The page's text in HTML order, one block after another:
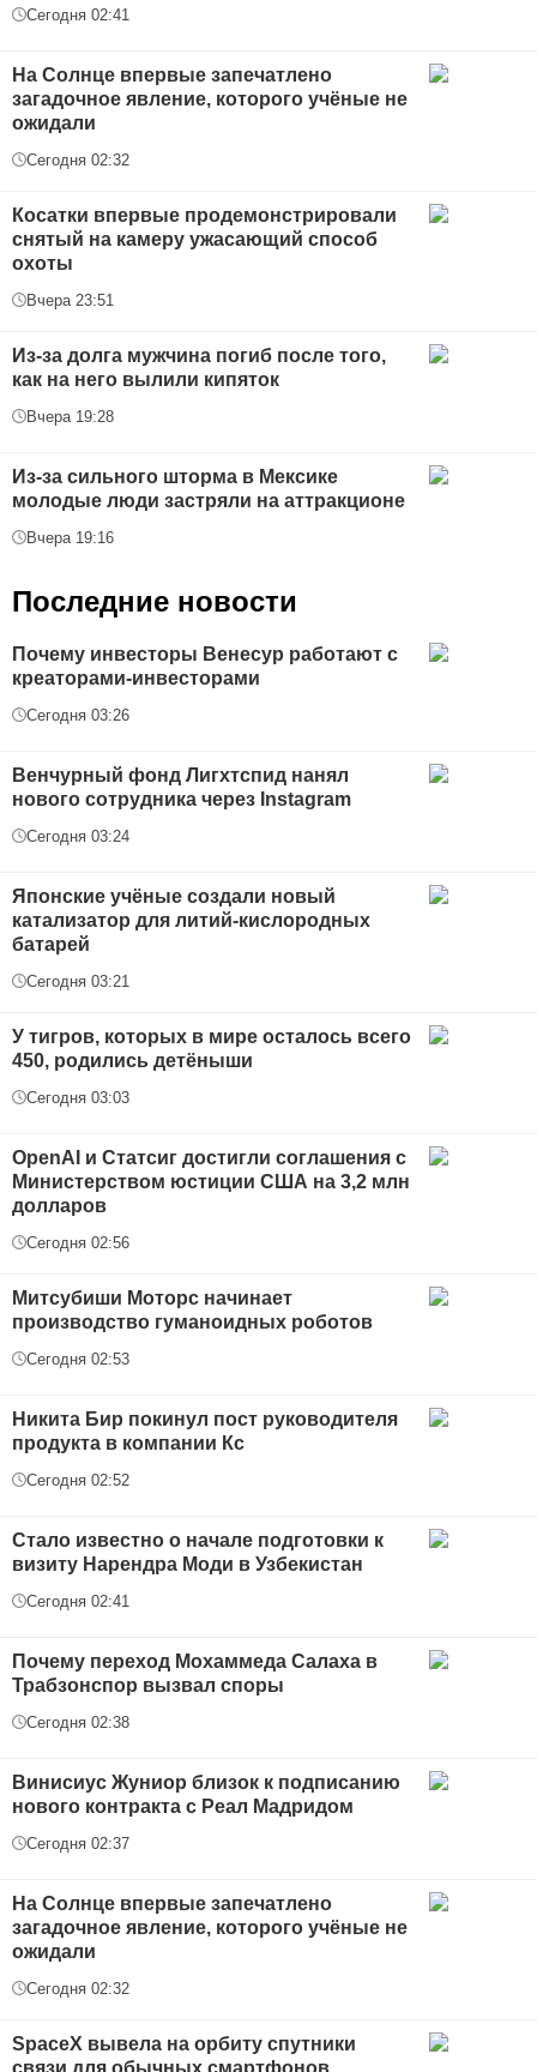
Сегодня 02:41
На Солнце впервые запечатлено
загадочное явление, которого учёные не
ожидали
Сегодня 02:32
Косатки впервые продемонстрировали
снятый на камеру ужасающий способ
охоты
Вчера 23:51
Из-за долга мужчина погиб после того,
как на него вылили кипяток
Вчера 19:28
Из-за сильного шторма в Мексике
молодые люди застряли на аттракционе
Вчера 19:16
Последние новости
Почему инвесторы Венесур работают с
креаторами-инвесторами
Сегодня 03:26
Венчурный фонд Лигхтспид нанял
нового сотрудника через Instagram
Сегодня 03:24
Японские учёные создали новый
катализатор для литий-кислородных
батарей
Сегодня 03:21
У тигров, которых в мире осталось всего
450, родились детёныши
Сегодня 03:03
OpenAI и Статсиг достигли соглашения с
Министерством юстиции США на 3,2 млн
долларов
Сегодня 02:56
Митсубиши Моторс начинает
производство гуманоидных роботов
Сегодня 02:53
Никита Бир покинул пост руководителя
продукта в компании Кс
Сегодня 02:52
Стало известно о начале подготовки к
визиту Нарендра Моди в Узбекистан
Сегодня 02:41
Почему переход Мохаммеда Салаха в
Трабзонспор вызвал споры
Сегодня 02:38
Винисиус Жуниор близок к подписанию
нового контракта с Реал Мадридом
Сегодня 02:37
На Солнце впервые запечатлено
загадочное явление, которого учёные не
ожидали
Сегодня 02:32
SpaceX вывела на орбиту спутники
связи для обычных смартфонов